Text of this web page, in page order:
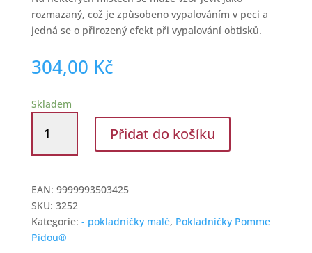
rozmazaný, což je způsobeno vypalováním v peci a
jedná se o přirozený efekt při vypalování obtisků.
304,00 Kč
Skladem
malá
žába
zelená
množství
Přidat do košíku
EAN: 9999993503425
SKU: 3252
Kategorie: - pokladničky malé, Pokladničky Pomme
Pidou®